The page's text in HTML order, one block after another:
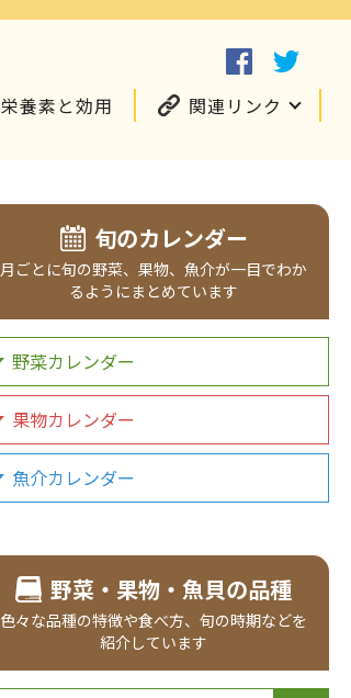
栄養素と効用 関連リンク
旬のカレンダー
月ごとに旬の野菜、果物、魚介が一目でわか
るようにまとめています
野菜カレンダー
果物カレンダー
魚介カレンダー
野菜・果物・魚貝の品種
色々な品種の特徴や食べ方、旬の時期などを
紹介しています